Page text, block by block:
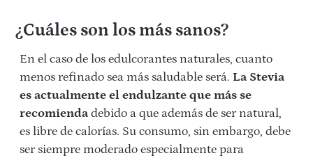
¿Cuáles son los más sanos?
En el caso de los edulcorantes naturales, cuanto
menos refinado sea más saludable será. La Stevia
es actualmente el endulzante que más se
recomienda debido a que además de ser natural,
es libre de calorías. Su consumo, sin embargo, debe
ser siempre moderado especialmente para